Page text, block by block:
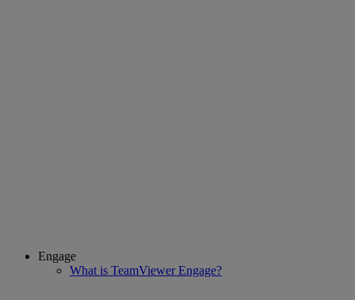
Engage
What is TeamViewer Engage?